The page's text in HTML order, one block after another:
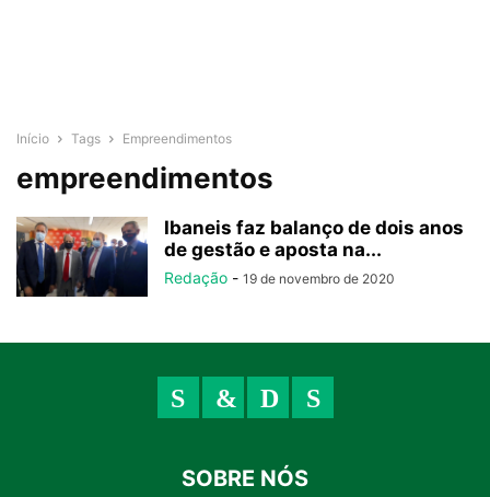
Início Tags Empreendimentos
empreendimentos
Ibaneis faz balanço de dois anos
de gestão e aposta na...
Redação - 19 de novembro de 2020
SOBRE NÓS